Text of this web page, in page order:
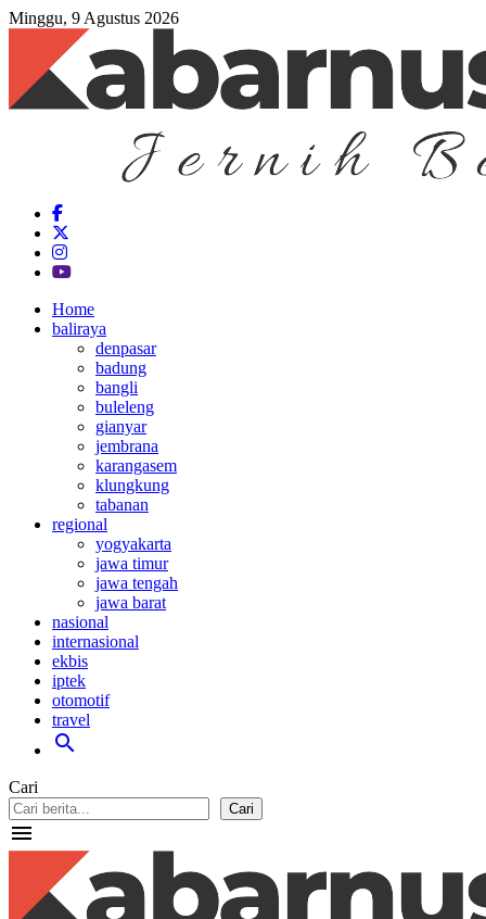
Minggu, 9 Agustus 2026
Home
baliraya
denpasar
badung
bangli
buleleng
gianyar
jembrana
karangasem
klungkung
tabanan
regional
yogyakarta
jawa timur
jawa tengah
jawa barat
nasional
internasional
ekbis
iptek
otomotif
travel
search
Cari
Cari
menu